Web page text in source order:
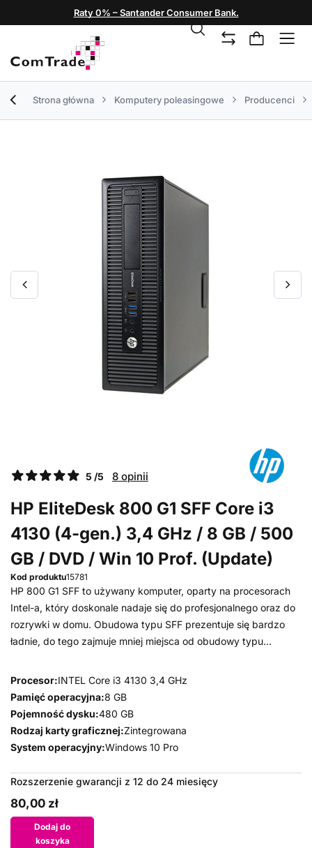
Raty 0% – Santander Consumer Bank.
Strona główna Komputery poleasingowe Producenci
5 /5 8 opinii
HP EliteDesk 800 G1 SFF Core i3
4130 (4-gen.) 3,4 GHz / 8 GB / 500
GB / DVD / Win 10 Prof. (Update)
Kod produktu15781
HP 800 G1 SFF to używany komputer, oparty na procesorach
Intel-a, który doskonale nadaje się do profesjonalnego oraz do
rozrywki w domu. Obudowa typu SFF prezentuje się bardzo
ładnie, do tego zajmuje mniej miejsca od obudowy typu...
Procesor:INTEL Core i3 4130 3,4 GHz
Pamięć operacyjna:8 GB
Pojemność dysku:480 GB
Rodzaj karty graficznej:Zintegrowana
System operacyjny:Windows 10 Pro
Rozszerzenie gwarancji z 12 do 24 miesięcy
80,00 zł
Dodaj do
koszyka